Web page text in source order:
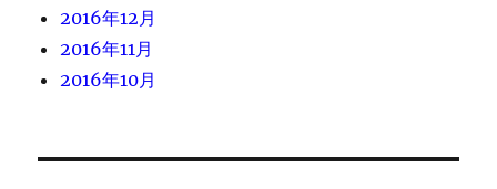
2016年12月
2016年11月
2016年10月